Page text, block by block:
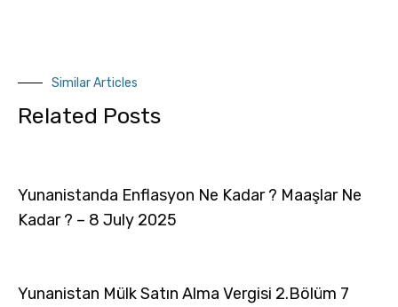
Similar Articles
Related Posts
Yunanistanda Enflasyon Ne Kadar ? Maaşlar Ne
Kadar ? – 8 July 2025
Yunanistan Mülk Satın Alma Vergisi 2.Bölüm 7